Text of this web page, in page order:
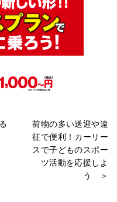
荷物の多い送迎や遠
征で便利！カーリー
スで子どものスポー
ツ活動を応援しよ
う ＞